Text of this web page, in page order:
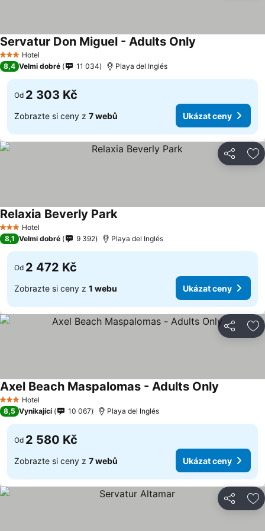
3 Počet hvězdiček
Hotel
Servatur Don Miguel - Adults Only
8,4 Velmi dobré 11 034 Playa del Inglés
Od 2 303 Kč
Zobrazte si ceny z 7 webů Ukázat ceny
Sdílet
3 Počet hvězdiček
Hotel
Relaxia Beverly Park
8,1 Velmi dobré 9 392 Playa del Inglés
Od 2 472 Kč
Zobrazte si ceny z 1 webu Ukázat ceny
Sdílet
3 Počet hvězdiček
Hotel
Axel Beach Maspalomas - Adults Only
8,5 Vynikající 10 067 Playa del Inglés
Od 2 580 Kč
Zobrazte si ceny z 7 webů Ukázat ceny
Sdílet